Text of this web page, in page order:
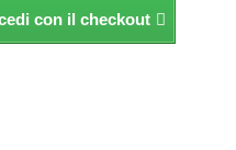
con il checkout